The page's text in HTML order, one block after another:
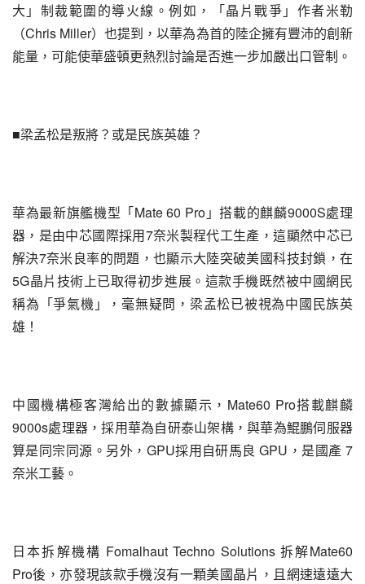
大」制裁範圍的導火線。例如，「晶片戰爭」作者米勒
（Chris Miller）也提到，以華為為首的陸企擁有豐沛的創新
能量，可能使華盛頓更熱烈討論是否進一步加嚴出口管制。
■梁孟松是叛將？或是民族英雄？
華為最新旗艦機型「Mate 60 Pro」搭載的麒麟9000S處理
器，是由中芯國際採用7奈米製程代工生產，這顯然中芯已
解決7奈米良率的問題，也顯示大陸突破美國科技封鎖，在
5G晶片技術上已取得初步進展。這款手機既然被中國網民
稱為「爭氣機」，毫無疑問，梁孟松已被視為中國民族英
雄！
中國機構極客灣給出的數據顯示，Mate60 Pro搭載麒麟
9000s處理器，採用華為自研泰山架構，與華為鯤鵬伺服器
算是同宗同源。另外，GPU採用自研馬良 GPU，是國產 7
奈米工藝。
日本拆解機構 Fomalhaut Techno Solutions 拆解Mate60
Pro後，亦發現該款手機沒有一顆美國晶片，且網速遠遠大